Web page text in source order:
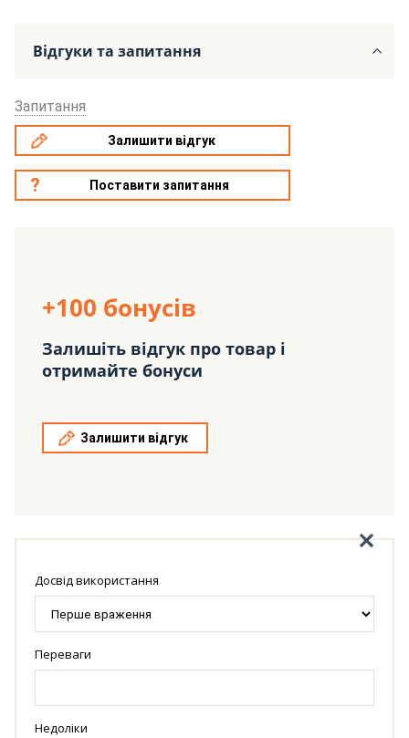
Відгуки та запитання
Запитання
Залишити відгук
Поставити запитання
+100 бонусів
Залишіть відгук про товар і
отримайте бонуси
Залишити відгук
Досвід використання
Переваги
Недоліки